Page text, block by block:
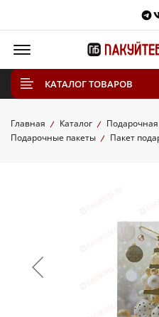
КАТАЛОГ ТОВАРОВ
Главная Каталог
Подарочная
Подарочные пакеты
Пакет